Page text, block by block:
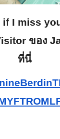
I miss
ของ
ที่นี่